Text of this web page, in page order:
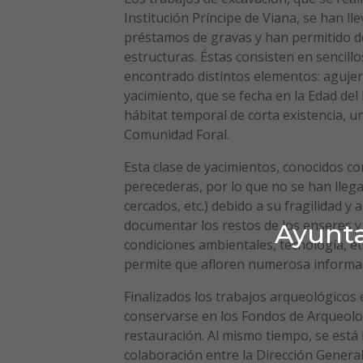
Institución Príncipe de Viana, se han
préstamos de gravas y han permitido
estructuras. Éstas consisten en
encontrado distintos elementos:
yacimiento, que se fecha en la Edad
hábitat temporal de corta existencia,
Comunidad Foral.
Esta clase de yacimientos, conocidos
perecederas, por lo que no se han
cercados, etc.) debido a su fragilidad
documentar los restos de los enseres
condiciones ambientales, tecnología,
permite que afloren numerosa
Finalizados los trabajos
conservarse en los Fondos de
restauración. Al mismo tiempo, se
colaboración entre la Dirección